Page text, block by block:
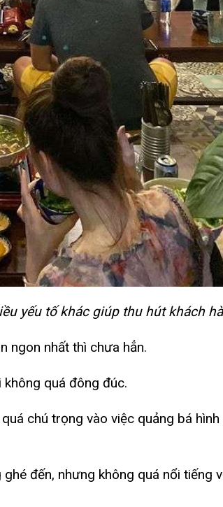
yếu tố khác giúp thu hút khách
ngon nhất thì chưa hẳn.
quá đông đúc.
chú trọng vào việc quảng bá hình
đến, nhưng không quá nổi tiếng